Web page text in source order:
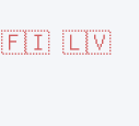
🇫🇮 🇱🇻